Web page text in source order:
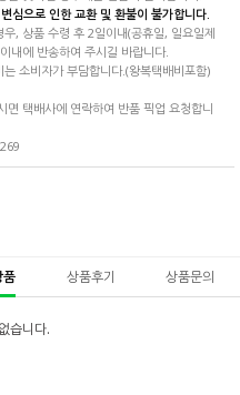
심으로 인한 교환 및 환불이 불가합니다.
, 상품 수령 후 2일이내(공휴일, 일요일제
내에 반송하여 주시길 바랍니다.
소비자가 부담합니다.(왕복택배비포함)
면 택배사에 연락하여 반품 픽업 요청합니
품 상품후기 상품문의
습니다.